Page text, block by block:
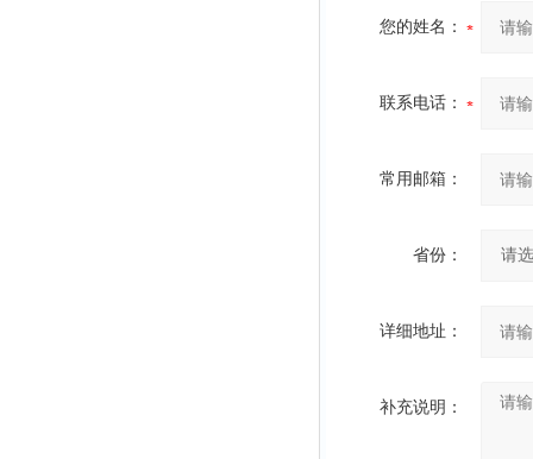
您的姓名：
联系电话：
常用邮箱：
省份：
详细地址：
补充说明：